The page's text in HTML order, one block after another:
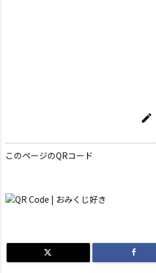

このページのQRコード